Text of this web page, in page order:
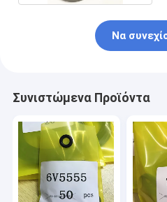
Να
Συνιστώμενα Προϊόντα